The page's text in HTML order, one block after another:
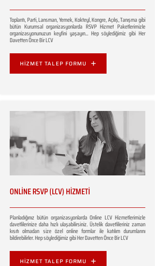
Toplantı, Parti, Lansman, Yemek, Kokteyl, Kongre, Açılış, Tanışma gibi
bütün Kurumsal organizasyonlarda RSVP Hizmet Paketlerimizle
organizasyonunuzun keyfini yaşayın... Hep söylediğimiz gibi Her
Davetten Önce Bir LCV
HİZMET TALEP FORMU
ONLİNE RSVP (LCV) HİZMETİ
Planladığınız bütün organizasyonlarda Online LCV Hizmetlerimizle
davetlilerinize daha hızlı ulaşabilirsiniz. Üstelik davetlileriniz zaman
kısıtı olmadan size özel online formlar ile katılım durumlarını
bildirebilirler. Hep söylediğimiz gibi Her Davetten Önce Bir LCV
HİZMET TALEP FORMU